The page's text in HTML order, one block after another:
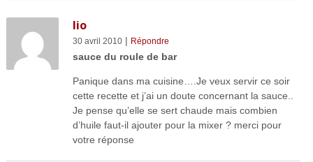
lio
30 avril 2010| Répondre
sauce du roule de bar
Panique dans ma cuisine….Je veux servir ce soir
cette recette et j’ai un doute concernant la sauce..
Je pense qu’elle se sert chaude mais combien
d’huile faut-il ajouter pour la mixer ? merci pour
votre réponse